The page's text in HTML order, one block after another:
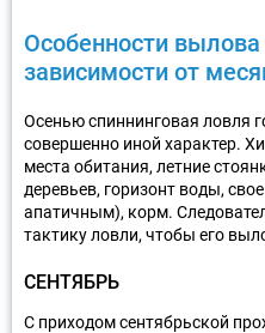
Особенности вылова
зависимости от
Осенью спиннинговая ловля
совершенно иной характер.
места обитания, летние
деревьев, горизонт воды,
апатичным), корм.
тактику ловли, чтобы его
СЕНТЯБРЬ
С приходом сентябрьской